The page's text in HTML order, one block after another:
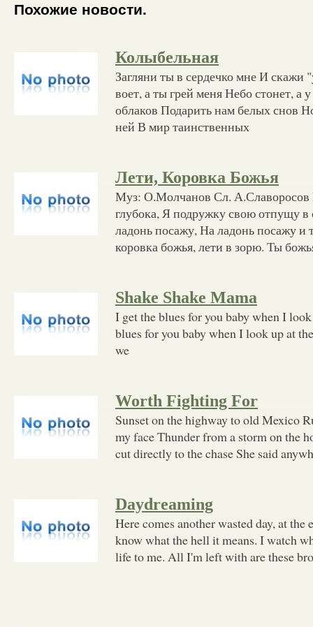
Похожие новости.
Колыбельная
Загляни ты в сердечко мне И скажи
воет, а ты грей меня Небо стонет, а
облаков Подарить нам белых снов
ней В мир таинственных
Лети, Коровка Божья
Муз: О.Молчанов Сл. А.Славоросов
глубока, Я подружку свою отпущу в
ладонь посажу, На ладонь посажу и
коровка божья, лети в зорю. Ты
Shake Shake Mama
I get the blues for you baby when I
blues for you baby when I look up at
we
Worth Fighting For
Sunset on the highway to old Mexico
my face Thunder from a storm on the
cut directly to the chase She said
Daydreaming
Here comes another wasted day, at the
know what the hell it means. I watch
life to me. All I'm left with are these